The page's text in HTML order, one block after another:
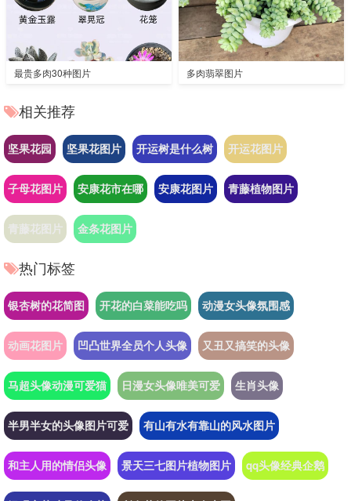
最贵多肉30种图片 多肉翡翠图片
相关推荐
坚果花园 坚果花图片 开运树是什么树 开运花图片
子母花图片 安康花市在哪 安康花图片 青藤植物图片
青藤花图片 金条花图片
热门标签
银杏树的花简图 开花的白菜能吃吗 动漫女头像氛围感
动画花图片 凹凸世界全员个人头像 又丑又搞笑的头像
马超头像动漫可爱猫 日漫女头像唯美可爱 生肖头像
半男半女的头像图片可爱 有山有水有靠山的风水图片
和主人用的情侣头像 景天三七图片植物图片 qq头像经典企鹅